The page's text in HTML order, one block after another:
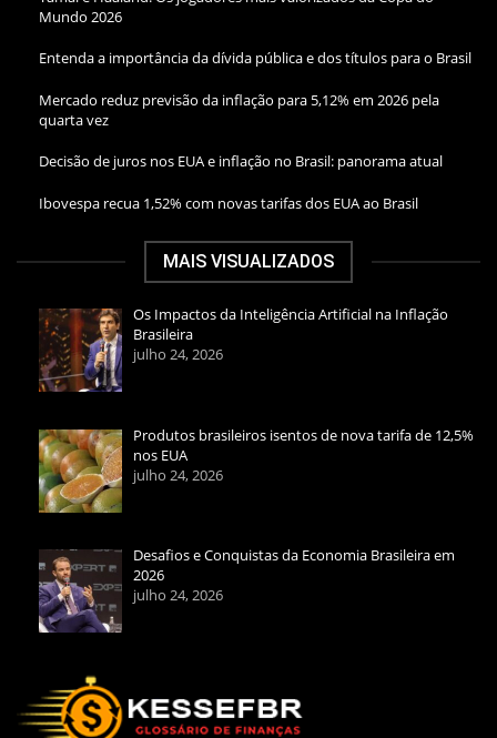
Mundo 2026
Entenda a importância da dívida pública e dos títulos para o Brasil
Mercado reduz previsão da inflação para 5,12% em 2026 pela
quarta vez
Decisão de juros nos EUA e inflação no Brasil: panorama atual
Ibovespa recua 1,52% com novas tarifas dos EUA ao Brasil
MAIS VISUALIZADOS
Os Impactos da Inteligência Artificial na Inflação
Brasileira
julho 24, 2026
Produtos brasileiros isentos de nova tarifa de 12,5%
nos EUA
julho 24, 2026
Desafios e Conquistas da Economia Brasileira em
2026
julho 24, 2026